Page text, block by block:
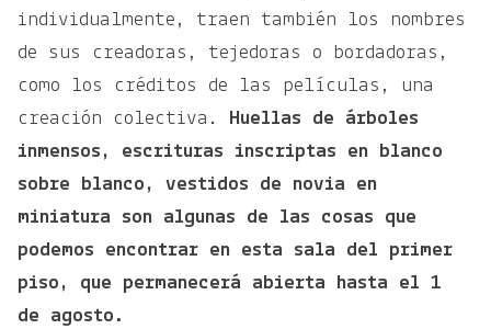
individualmente, traen también los nombres
de sus creadoras, tejedoras o bordadoras,
como los créditos de las películas, una
creación colectiva. Huellas de árboles
inmensos, escrituras inscriptas en blanco
sobre blanco, vestidos de novia en
miniatura son algunas de las cosas que
podemos encontrar en esta sala del primer
piso, que permanecerá abierta hasta el 1
de agosto.